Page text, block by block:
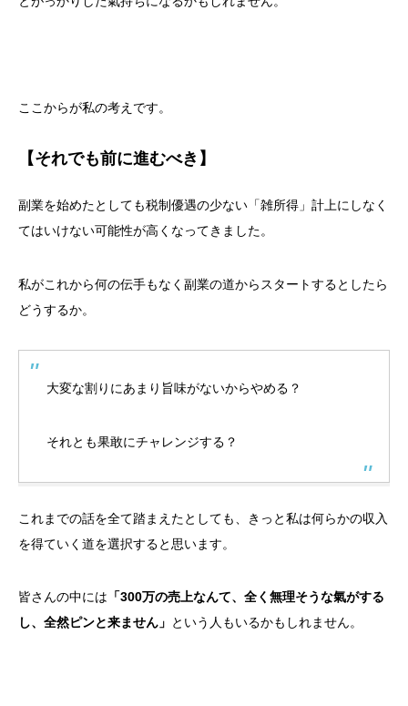
ここからが私の考えです。
【それでも前に進むべき】
副業を始めたとしても税制優遇の少ない「雑所得」計上にしなく
てはいけない可能性が高くなってきました。
私がこれから何の伝手もなく副業の道からスタートするとしたら
どうするか。
大変な割りにあまり旨味がないからやめる？
それとも果敢にチャレンジする？
これまでの話を全て踏まえたとしても、きっと私は何らかの収入
を得ていく道を選択すると思います。
皆さんの中には 「300万の売上なんて、全く無理そうな氣がする
し、全然ピンと来ません」 という人もいるかもしれません。